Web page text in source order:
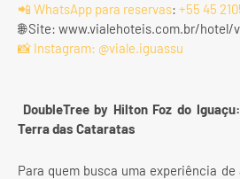
📲 WhatsApp para reservas: +55 45
🌐 Site: www.vialehoteis.com.br/hotel/
📸 Instagram: @viale.iguassu
DoubleTree by Hilton Foz do
Terra das Cataratas
Para quem busca uma experiência